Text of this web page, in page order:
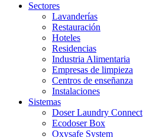
Sectores
Lavanderías
Restauración
Hoteles
Residencias
Industria Alimentaria
Empresas de limpieza
Centros de enseñanza
Instalaciones
Sistemas
Doser Laundry Connect​
Ecodoser Box
Oxysafe System